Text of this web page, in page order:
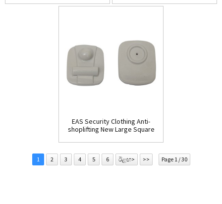
EAS Security Clothing Anti-
shoplifting New Large Square
1 2 3 4 5 6 ඊළඟ> >> Page 1 / 30